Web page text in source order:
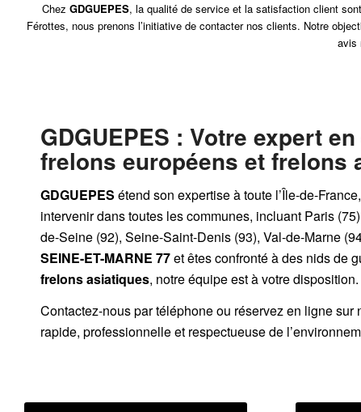
Chez GDGUEPES, la qualité de service et la satisfaction client
Férottes, nous prenons l’initiative de contacter nos clients. Notre
avis
GDGUEPES : Votre expert
frelons européens et frelons
GDGUEPES étend son expertise à toute l’Île-de-
intervenir dans toutes les communes, incluant Paris
de-Seine (92), Seine-Saint-Denis (93), Val-de-Marne
SEINE-ET-MARNE 77et êtes confronté à des nids de
frelons asiatiques, notre équipe est à votre disposition.
Contactez-nous partéléphoneou réservez en ligne sur
rapide, professionnelle et respectueuse de